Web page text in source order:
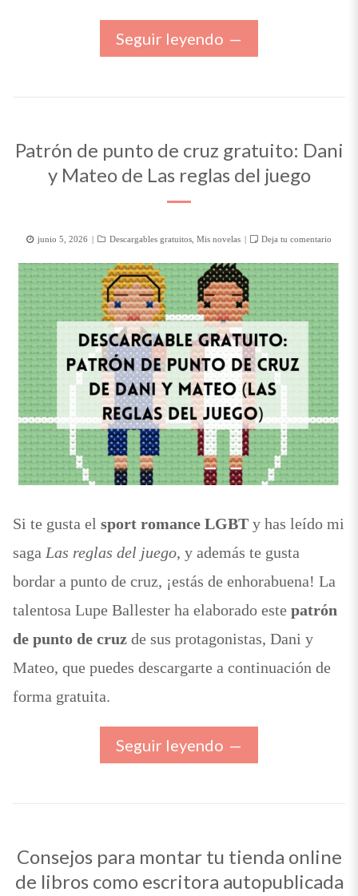
Seguir leyendo
Patrón de punto de cruz gratuito: Dani
y Mateo de Las reglas del juego
Posted
junio 5, 2026 Categorías
Descargables gratuitos, Mis novelas Deja tu comentario
Si te gusta el sport romance LGBTy has leído mi
saga Las reglas del juego, y además te gusta
bordar a punto de cruz, ¡estás de enhorabuena! La
talentosa Lupe Ballester ha elaborado este patrón
de punto de cruzde sus protagonistas, Dani y
Mateo, que puedes descargarte a continuación de
forma gratuita.
Seguir leyendo
Consejos para montar tu tienda online
de libros como escritora autopublicada